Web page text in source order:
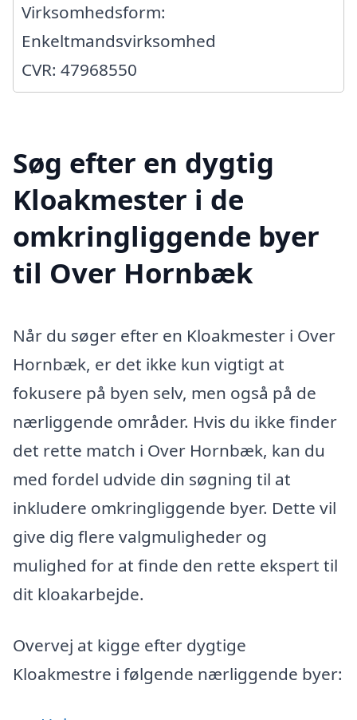
Virksomhedsform:
Enkeltmandsvirksomhed
CVR: 47968550
Søg efter en dygtig
Kloakmester i de
omkringliggende byer
til Over Hornbæk
Når du søger efter en Kloakmester i Over
Hornbæk, er det ikke kun vigtigt at
fokusere på byen selv, men også på de
nærliggende områder. Hvis du ikke finder
det rette match i Over Hornbæk, kan du
med fordel udvide din søgning til at
inkludere omkringliggende byer. Dette vil
give dig flere valgmuligheder og
mulighed for at finde den rette ekspert til
dit kloakarbejde.
Overvej at kigge efter dygtige
Kloakmestre i følgende nærliggende byer: